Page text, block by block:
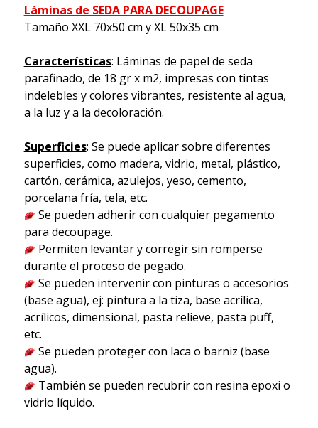
Láminas de SEDA PARA DECOUPAGE
Tamaño XXL 70x50 cm y XL 50x35 cm
Características: Láminas de papel de seda
parafinado, de 18 gr x m2, impresas con tintas
indelebles y colores vibrantes, resistente al agua,
a la luz y a la decoloración.
Superficies: Se puede aplicar sobre diferentes
superficies, como madera, vidrio, metal, plástico,
cartón, cerámica, azulejos, yeso, cemento,
porcelana fría, tela, etc.
Se pueden adherir con cualquier pegamento
para decoupage.
Permiten levantar y corregir sin romperse
durante el proceso de pegado.
Se pueden intervenir con pinturas o accesorios
(base agua), ej: pintura a la tiza, base acrílica,
acrílicos, dimensional, pasta relieve, pasta puff,
etc.
Se pueden proteger con laca o barniz (base
agua).
También se pueden recubrir con resina epoxi o
vidrio líquido.